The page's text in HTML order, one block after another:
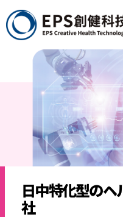
日中特化型の
社